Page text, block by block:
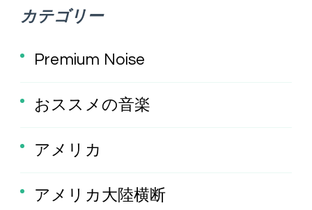
カテゴリー
Premium Noise
おススメの音楽
アメリカ
アメリカ大陸横断